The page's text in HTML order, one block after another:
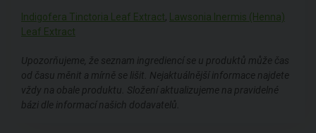
Indigofera Tinctoria Leaf Extract,
Lawsonia Inermis (Henna)
Leaf Extract
Upozorňujeme, že seznam ingrediencí se u produktů může čas
od času měnit a mírně se lišit. Nejaktuálnější informace najdete
vždy na obale produktu. Složení aktualizujeme na pravidelné
bázi dle informací našich dodavatelů.